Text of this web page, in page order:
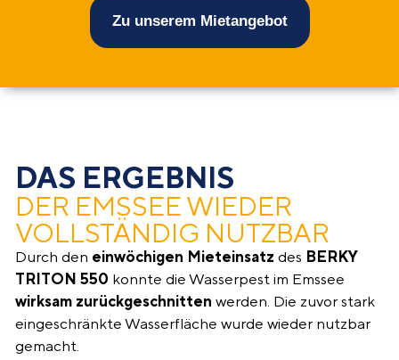
Zu unserem Mietangebot
DAS ERGEBNIS
DER EMSSEE WIEDER
VOLLSTÄNDIG NUTZBAR
Durch den einwöchigen Mieteinsatz des BERKY
TRITON 550 konnte die Wasserpest im Emssee
wirksam zurückgeschnitten werden. Die zuvor stark
eingeschränkte Wasserfläche wurde wieder nutzbar
gemacht.